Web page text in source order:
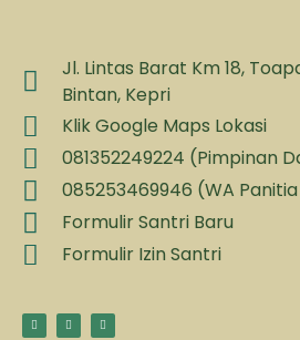
Jl. Lintas Barat Km 18,
Bintan, Kepri
Klik Google Maps Lokasi
081352249224 (Pimpinan
085253469946 (WA
Formulir Santri Baru
Formulir Izin Santri